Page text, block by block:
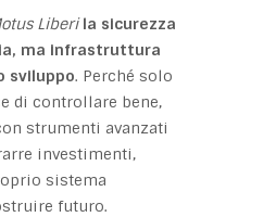
Liberi la sicurezza
ma infrastruttura
sviluppo. Perché solo
di controllare bene,
strumenti avanzati
investimenti,
sistema
futuro.